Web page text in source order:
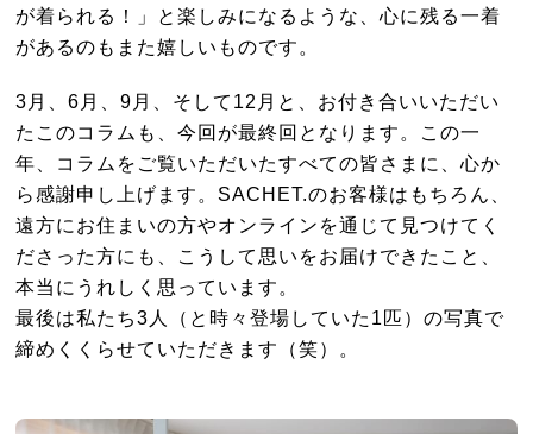
が着られる！」と楽しみになるような、心に残る一着
があるのもまた嬉しいものです。
3月、6月、9月、そして12月と、お付き合いいただい
たこのコラムも、今回が最終回となります。この一
年、コラムをご覧いただいたすべての皆さまに、心か
ら感謝申し上げます。SACHET.のお客様はもちろん、
遠方にお住まいの方やオンラインを通じて見つけてく
ださった方にも、こうして思いをお届けできたこと、
本当にうれしく思っています。
最後は私たち3人（と時々登場していた1匹）の写真で
締めくくらせていただきます（笑）。